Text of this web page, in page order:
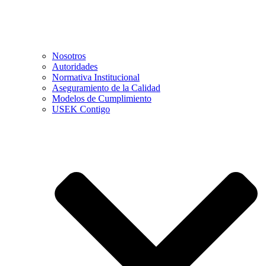
Nosotros
Autoridades
Normativa Institucional
Aseguramiento de la Calidad
Modelos de Cumplimiento
USEK Contigo